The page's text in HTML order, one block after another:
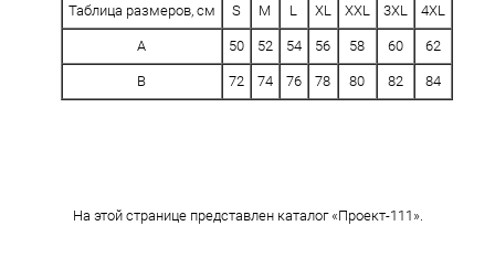
Таблица размеров, см
S M L XL XXL 3XL 4XL
A 50 52 54 56 58 60 62
B 72 74 76 78 80 82 84
На этой странице представлен каталог «Проект-111».